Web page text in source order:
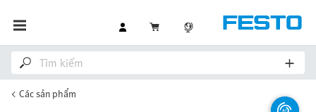
Các sản phẩm